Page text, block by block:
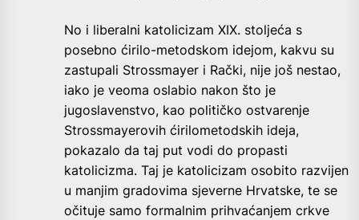
No i liberalni katolicizam XIX. stoljeća s
posebno ćirilo-metodskom idejom, kakvu su
zastupali Strossmayer i Rački, nije još nestao,
iako je veoma oslabio nakon što je
jugoslavenstvo, kao političko ostvarenje
Strossmayerovih ćirilometodskih ideja,
pokazalo da taj put vodi do propasti
katolicizma. Taj je katolicizam osobito razvijen
u manjim gradovima sjeverne Hrvatske, te se
očituje samo formalnim prihvaćanjem crkve